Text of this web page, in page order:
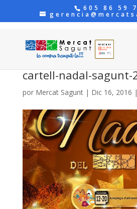
605 86 59
cartell-nadal-sagunt-
por Mercat Sagunt| Dic 16, 2016 |